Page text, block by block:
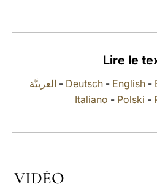
Lire le
العربيَّة - Deutsch- English-
Italiano - Polski -
VIDÉO